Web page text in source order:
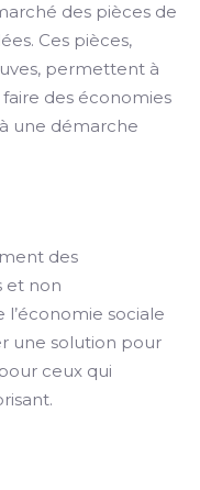
des pièces de
Ces pièces,
permettent à
des économies
une démarche
des
et non
l’économie sociale
une solution pour
ceux qui